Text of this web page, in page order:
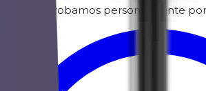
Lo comprobamos personalmente